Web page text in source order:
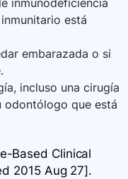
inmunodeficiencia
está
embarazada o si
incluso una cirugía
odontólogo que está
Based Clinical
2015 Aug 27].